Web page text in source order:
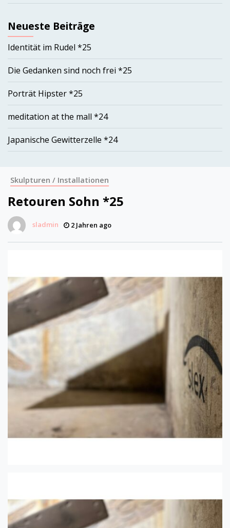
Skulpturen / Installationen
Retouren Sohn *25
sladmin 2 Jahren ago
Neueste Beiträge
Identität im Rudel *25
Die Gedanken sind noch frei *25
Porträt Hipster *25
meditation at the mall *24
Japanische Gewitterzelle *24